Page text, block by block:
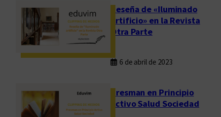
Reseña de «Iluminado
artificio» en la Revista
Otra Parte
6 de abril de 2023
Presman en Principio
Activo Salud Sociedad